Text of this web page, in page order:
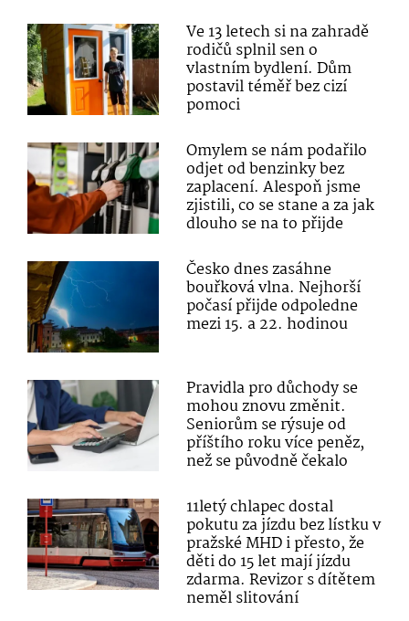
Ve 13 letech si na zahradě
rodičů splnil sen o
vlastním bydlení. Dům
postavil téměř bez cizí
pomoci
Omylem se nám podařilo
odjet od benzinky bez
zaplacení. Alespoň jsme
zjistili, co se stane a za jak
dlouho se na to přijde
Česko dnes zasáhne
bouřková vlna. Nejhorší
počasí přijde odpoledne
mezi 15. a 22. hodinou
Pravidla pro důchody se
mohou znovu změnit.
Seniorům se rýsuje od
příštího roku více peněz,
než se původně čekalo
11letý chlapec dostal
pokutu za jízdu bez lístku v
pražské MHD i přesto, že
děti do 15 let mají jízdu
zdarma. Revizor s dítětem
neměl slitování